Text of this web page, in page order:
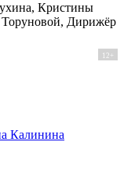
Кристины
Дирижёр
12+
Калинина